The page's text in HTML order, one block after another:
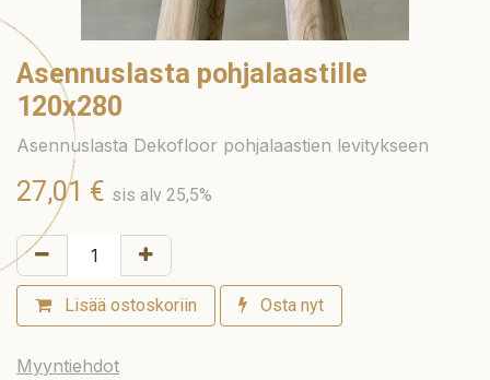
Asennuslasta pohjalaastille
120x280
Asennuslasta Dekofloor pohjalaastien levitykseen
27,01 € sis alv 25,5%
Lisää ostoskoriin Osta nyt
Myyntiehdot